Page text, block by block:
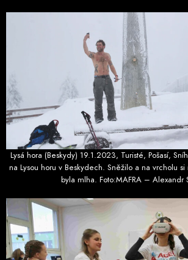
Lysá hora (Beskydy) 19.1.2023, Turisté, Pošasí,
na Lysou horu v Beskydech. Sněžilo a na vrcholu
byla mlha. Foto:MAFRA – Alexandr